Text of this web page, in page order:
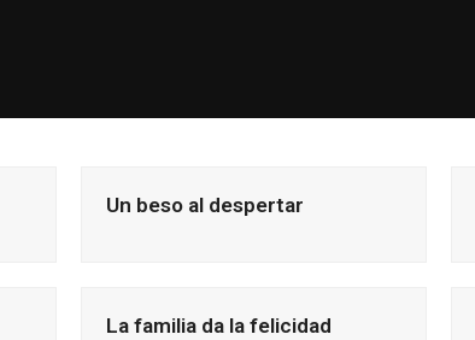
Un beso al despertar
La familia da la felicidad